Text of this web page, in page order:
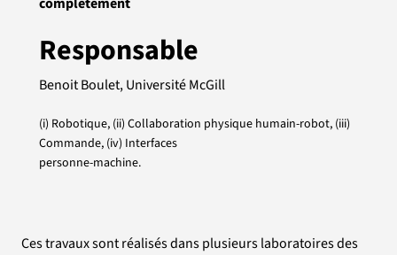
Responsable
Benoit Boulet, Université McGill
(i) Robotique, (ii) Collaboration physique humain-robot, (iii)
Commande, (iv) Interfaces
personne-machine.
Ces travaux sont réalisés dans plusieurs laboratoires des